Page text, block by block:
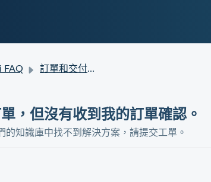
FAQ 訂單和交付狀態
，但沒有收到我的訂單確認。
的知識庫中找不到解決方案，請提交工單。